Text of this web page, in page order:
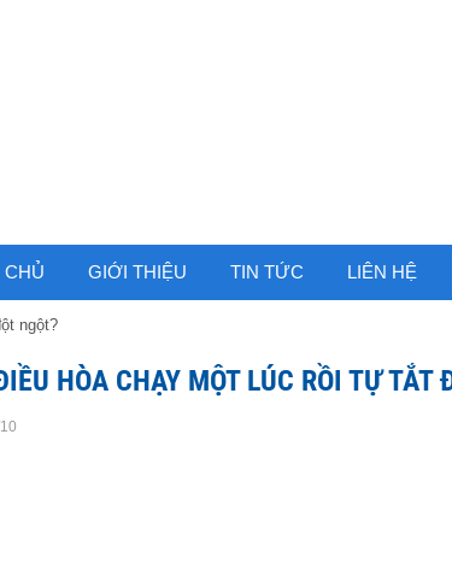
CHỦ GIỚI THIỆU TIN TỨC LIÊN HỆ
ngột?
HÒA CHẠY MỘT LÚC RỒI TỰ TẮT